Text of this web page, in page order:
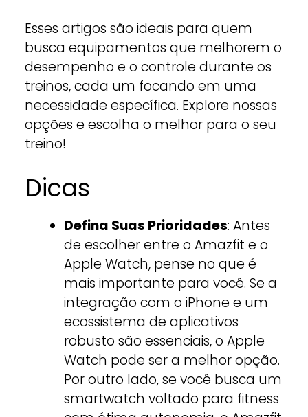
Esses artigos são ideais para quem
busca equipamentos que melhorem o
desempenho e o controle durante os
treinos, cada um focando em uma
necessidade específica. Explore nossas
opções e escolha o melhor para o seu
treino!
Dicas
Defina Suas Prioridades: Antes
de escolher entre o Amazfit e o
Apple Watch, pense no que é
mais importante para você. Se a
integração com o iPhone e um
ecossistema de aplicativos
robusto são essenciais, o Apple
Watch pode ser a melhor opção.
Por outro lado, se você busca um
smartwatch voltado para fitness